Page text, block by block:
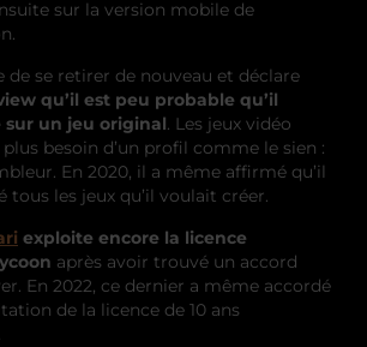
sur la version mobile de
de se retirer de nouveau et déclare
qu’il est peu probable qu’il
sur un jeu original. Les jeux vidéo
besoin d’un profil comme le sien :
En 2020, il a même affirmé qu’il
tous les jeux qu’il voulait créer.
exploite encore la licence
après avoir trouvé un accord
En 2022, ce dernier a même accordé
de la licence de 10 ans